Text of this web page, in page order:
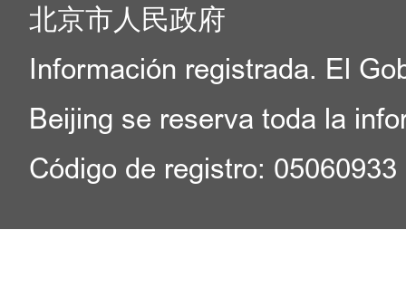
北京市人民政府
Información registrada. El
Beijing se reserva toda la
Código de registro: 05060933